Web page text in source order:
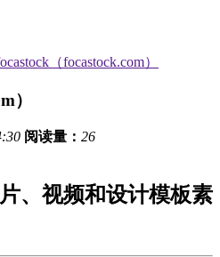
（focastock.com）
）
阅读量： 26
、视频和设计模板素